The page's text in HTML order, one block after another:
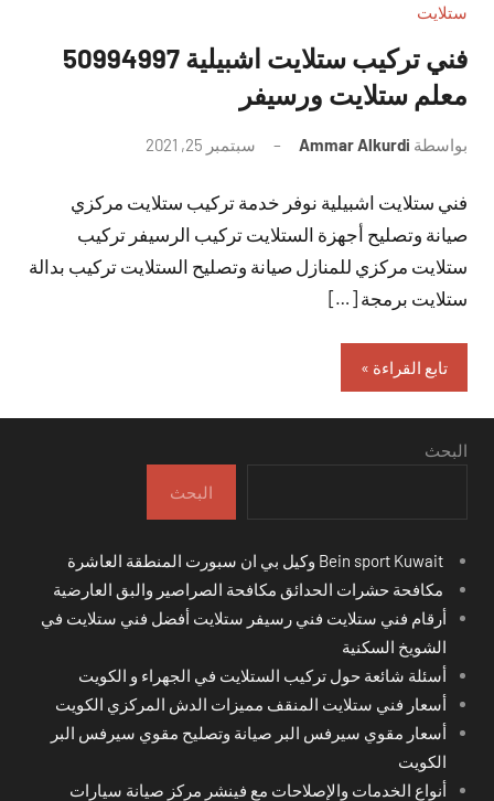
ستلايت
فني تركيب ستلايت اشبيلية 50994997
معلم ستلايت ورسيفر
بواسطة Ammar Alkurdi سبتمبر 25, 2021
تعليقات
فني ستلايت اشبيلية نوفر خدمة تركيب ستلايت مركزي
صيانة وتصليح أجهزة الستلايت تركيب الرسيفر تركيب
ستلايت مركزي للمنازل صيانة وتصليح الستلايت تركيب بدالة
ستلايت برمجة […]
تابع القراءة
البحث
البحث
مكافحة حشرات الحدائق مكافحة الصراصير والبق العارضية
أرقام فني ستلايت فني رسيفر ستلايت أفضل فني ستلايت في
الشويخ السكنية
أسئلة شائعة حول تركيب الستلايت في الجهراء و الكويت
أسعار فني ستلايت المنقف مميزات الدش المركزي الكويت
أسعار مقوي سيرفس البر صيانة وتصليح مقوي سيرفس البر
الكويت
أنواع الخدمات والإصلاحات مع فينشر مركز صيانة سيارات